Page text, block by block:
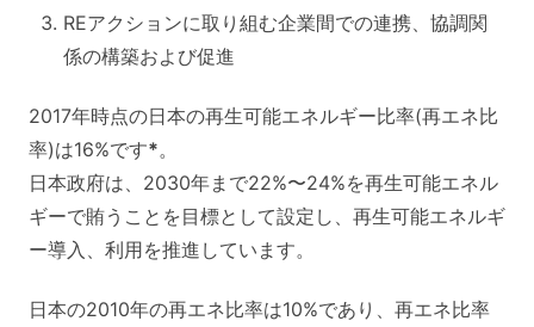
REアクションに取り組む企業間での連携、協調関
係の構築および促進
2017年時点の日本の再生可能エネルギー比率(再エネ比
率)は16%です*。
日本政府は、2030年まで22%〜24%を再生可能エネル
ギーで賄うことを目標として設定し、再生可能エネルギ
ー導入、利用を推進しています。
日本の2010年の再エネ比率は10%であり、再エネ比率